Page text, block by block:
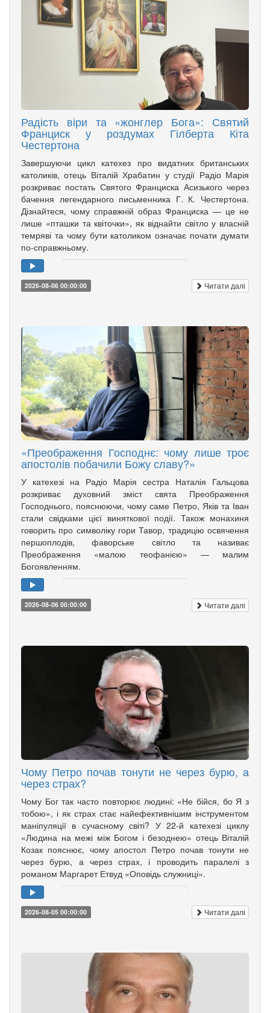
Радість віри та «жонглер Бога»: Святий
Франциск у роздумах Гілберта Кіта
Честертона
Завершуючи цикл катехез про видатних британських
католиків, отець Віталій Храбатин у студії Радіо Марія
розкриває постать Святого Франциска Асизького через
бачення легендарного письменника Г. К. Честертона.
Дізнайтеся, чому справжній образ Франциска — це не
лише «пташки та квіточки», як віднайти світло у власній
темряві та чому бути католиком означає почати думати
по-справжньому.
2026-08-06 00:00:00 Читати далі
«Преображення Господнє: чому лише троє
апостолів побачили Божу славу?»
У катехезі на Радіо Марія сестра Наталія Гальцова
розкриває духовний зміст свята Преображення
Господнього, пояснюючи, чому саме Петро, Яків та Іван
стали свідками цієї виняткової події. Також монахиня
говорить про символіку гори Тавор, традицію освячення
першоплодів, фаворське світло та називає
Преображення «малою теофанією» — малим
Богоявленням.
2026-08-06 00:00:00 Читати далі
Чому Петро почав тонути не через бурю, а
через страх?
Чому Бог так часто повторює людині: «Не бійся, бо Я з
тобою», і як страх стає найефективнішим інструментом
маніпуляції в сучасному світі? У 22-й катехезі циклу
«Людина на межі між Богом і безоднею» отець Віталій
Козак пояснює, чому апостол Петро почав тонути не
через бурю, а через страх, і проводить паралелі з
романом Маргарет Етвуд «Оповідь служниці».
2026-08-05 00:00:00 Читати далі